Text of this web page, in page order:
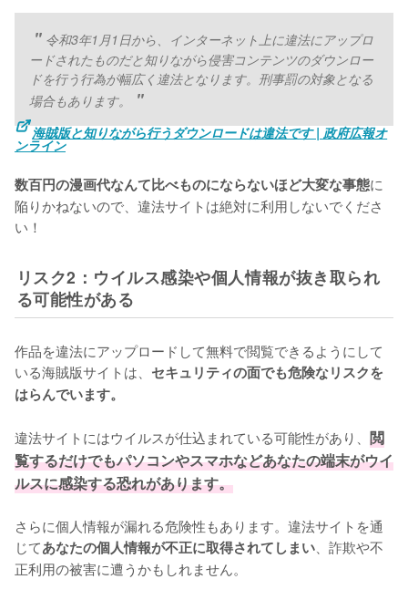
令和3年1月1日から、インターネット上に違法にアップロ
ードされたものだと知りながら侵害コンテンツのダウンロー
ドを行う行為が幅広く違法となります。刑事罰の対象となる
場合もあります。
海賊版と知りながら行うダウンロードは違法です | 政府広報オ
ンライン
数百円の漫画代なんて比べものにならないほど大変な事態に
陥りかねないので、違法サイトは絶対に利用しないでくださ
い！
リスク2：ウイルス感染や個人情報が抜き取られ
る可能性がある
作品を違法にアップロードして無料で閲覧できるようにして
いる海賊版サイトは、 セキュリティの面でも危険なリスクを
はらんでいます。
違法サイトにはウイルスが仕込まれている可能性があり、 閲
覧するだけでもパソコンやスマホなどあなたの端末がウイ
ルスに感染する恐れがあります。
さらに個人情報が漏れる危険性もあります。違法サイトを通
じてあなたの個人情報が不正に取得されてしまい 、詐欺や不
正利用の被害に遭うかもしれません。